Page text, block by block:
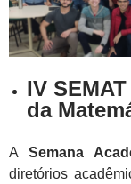
IV
da
ASemana
diretórios